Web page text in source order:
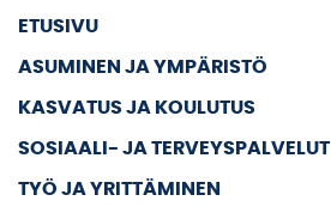
ETUSIVU
ASUMINEN JA YMPÄRISTÖ
KASVATUS JA KOULUTUS
SOSIAALI- JA TERVEYSPALVELUT
TYÖ JA YRITTÄMINEN